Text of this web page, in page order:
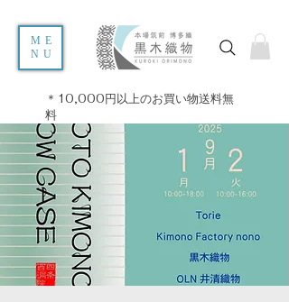
ME
NU
＊10,000円以上のお買い物送料無
料